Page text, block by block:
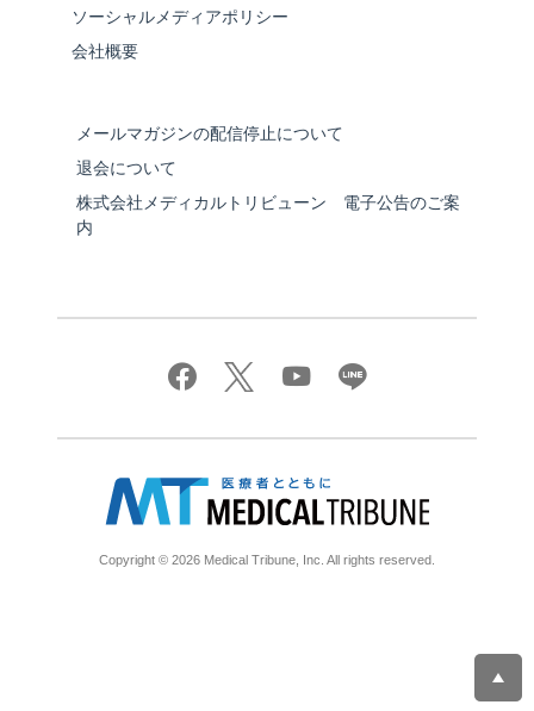
ソーシャルメディアポリシー
会社概要
メールマガジンの配信停止について
退会について
株式会社メディカルトリビューン 電子公告のご案
内
Copyright © 2026 Medical Tribune, Inc. All rights reserved.